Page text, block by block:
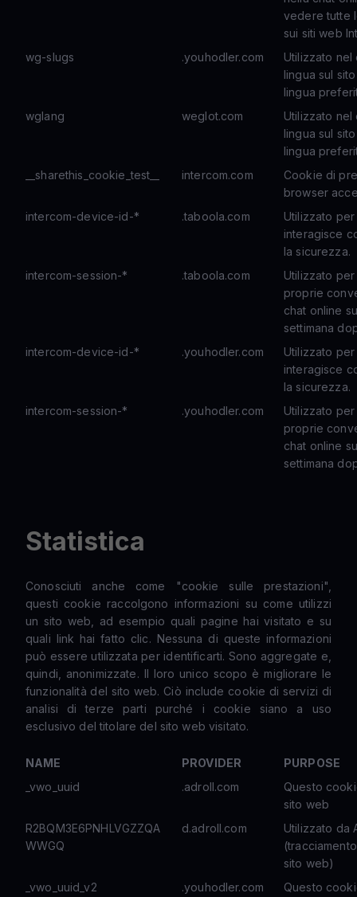
vedere tutte
sui siti web
wg-slugs
.youhodler.com
Utilizzato
lingua sul
lingua
wglang
weglot.com
Utilizzato
lingua sul
lingua
__sharethis_cookie_test__
intercom.com
Cookie di
browser
intercom-device-id-*
.taboola.com
Utilizzato
interagisce
la sicurezza.
intercom-session-*
.taboola.com
Utilizzato
proprie
chat online
settimana
intercom-device-id-*
.youhodler.com
Utilizzato
interagisce
la sicurezza.
intercom-session-*
.youhodler.com
Utilizzato
proprie
chat online
settimana
Statistica
Conosciuti anche come "cookie sulle prestazioni",
questi cookie raccolgono informazioni su come utilizzi
un sito web, ad esempio quali pagine hai visitato e su
quali link hai fatto clic. Nessuna di queste informazioni
può essere utilizzata per identificarti. Sono aggregate e,
quindi, anonimizzate. Il loro unico scopo è migliorare le
funzionalità del sito web. Ciò include cookie di servizi di
analisi di terze parti purché i cookie siano a uso
esclusivo del titolare del sito web visitato.
NAME PROVIDER
PURPOSE
_vwo_uuid
.adroll.com
Questo
sito web
R2BQM3E6PNHLVGZZQA
WWGQ
d.adroll.com
Utilizzato da
sito web)
_vwo_uuid_v2
.youhodler.com Questo